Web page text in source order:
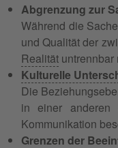
Abgrenzung zur
Während die
und Qualität der
Realität
Kulturelle
Die
in einer anderen
Kommunikation
Grenzen der